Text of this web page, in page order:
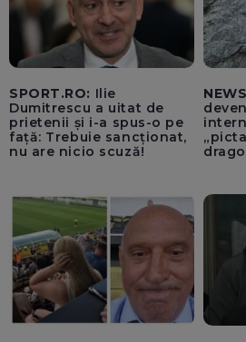
SPORT.RO: Ilie
Dumitrescu a uitat de
prietenii și i-a spus-o pe
față: Trebuie sancționat,
nu are nicio scuză!
ani